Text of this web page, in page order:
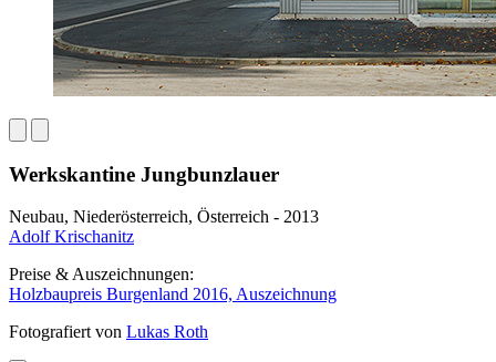
Werkskantine Jungbunzlauer
Neubau, Niederösterreich, Österreich - 2013
Adolf Krischanitz
Preise & Auszeichnungen:
Holzbaupreis Burgenland 2016, Auszeichnung
Fotografiert von Lukas Roth